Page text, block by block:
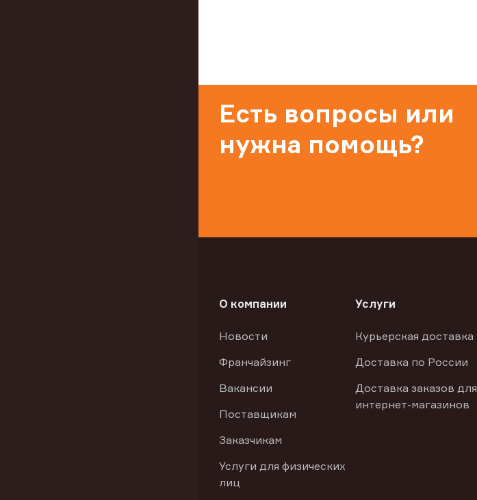
Есть вопросы или
нужна помощь?
О компании
Новости
Франчайзинг
Вакансии
Поставщикам
Заказчикам
Услуги для физических
лиц
Услуги
Курьерская доставка
Доставка по России
Доставка заказов для
интернет-магазинов